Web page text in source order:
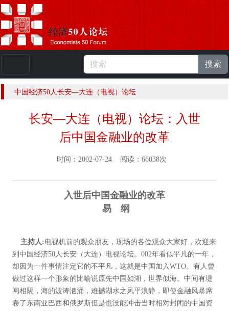
人 |English
搜索
中国经济50人长安—大连（电视）论坛
长安—大连（电视）论坛：入世
后中国金融业的改革
时间：2002-07-24 阅读：66038次
入世后中国金融业的改革
易 纲
主持人:电视机前的观众朋友，现场的各位观众大家好，欢迎来
到中国经济50人长安（大连）电视论坛。002年看似平凡的一年，
却因为一件事情注定它的不平凡，这就是中国加入WTO。有人曾
做过这样一个形象的比喻说原先中国如湖，世界似海。中间有堤
闸相隔，海的波涛汹涌，难撼湖水之风平浪静，即使金融风暴席
卷了东南亚巴西和俄罗斯但是也没能冲击当时相对封闭的中国资